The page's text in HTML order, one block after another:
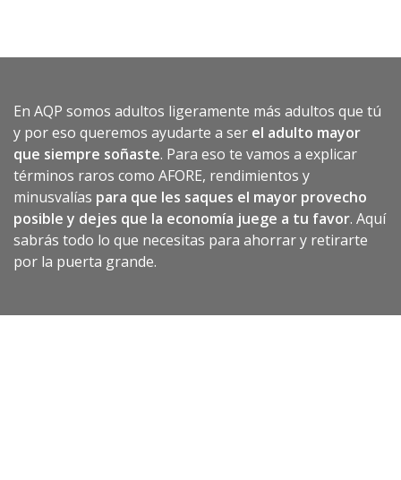
En AQP somos adultos ligeramente más adultos que tú
y por eso queremos ayudarte a ser el adulto mayor
que siempre soñaste. Para eso te vamos a explicar
términos raros como AFORE, rendimientos y
minusvalías para que les saques el mayor provecho
posible y dejes que la economía juege a tu favor. Aquí
sabrás todo lo que necesitas para ahorrar y retirarte
por la puerta grande.